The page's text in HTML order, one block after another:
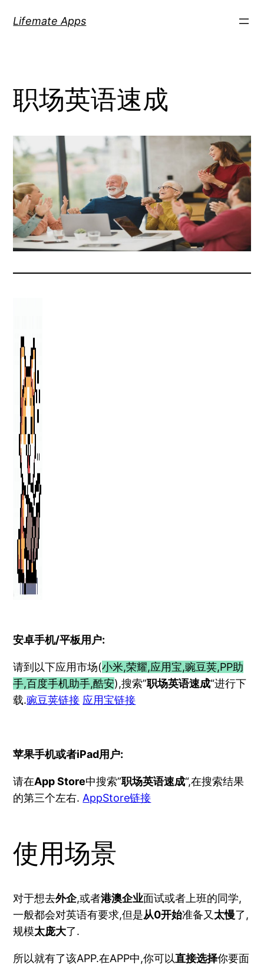
Lifemate Apps
职场英语速成
安卓手机/平板用户:
请到以下应用市场(小米,荣耀,应用宝,豌豆荚,PP助
手,百度手机助手,酷安),搜索”职场英语速成“进行下
载.豌豆荚链接 应用宝链接
苹果手机或者iPad用户:
请在App Store中搜索”职场英语速成“,在搜索结果
的第三个左右. AppStore链接
使用场景
对于想去外企,或者港澳企业面试或者上班的同学,
一般都会对英语有要求,但是从0开始准备又太慢了,
规模太庞大了.
所以就有了该APP.在APP中,你可以直接选择你要面